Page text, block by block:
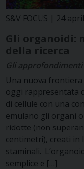
S&V FOCUS | 24
Gli organoidi:
della ricerca
Gli
Una nuova frontiera
oggi rappresentata
di cellule con una
emulano gli organi
ridotte (non
centimetri), creati in
staminali.
semplice e […]